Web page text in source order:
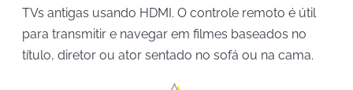
TVs antigas usando HDMI. O controle remoto é útil
para transmitir e navegar em filmes baseados no
título, diretor ou ator sentado no sofá ou na cama.